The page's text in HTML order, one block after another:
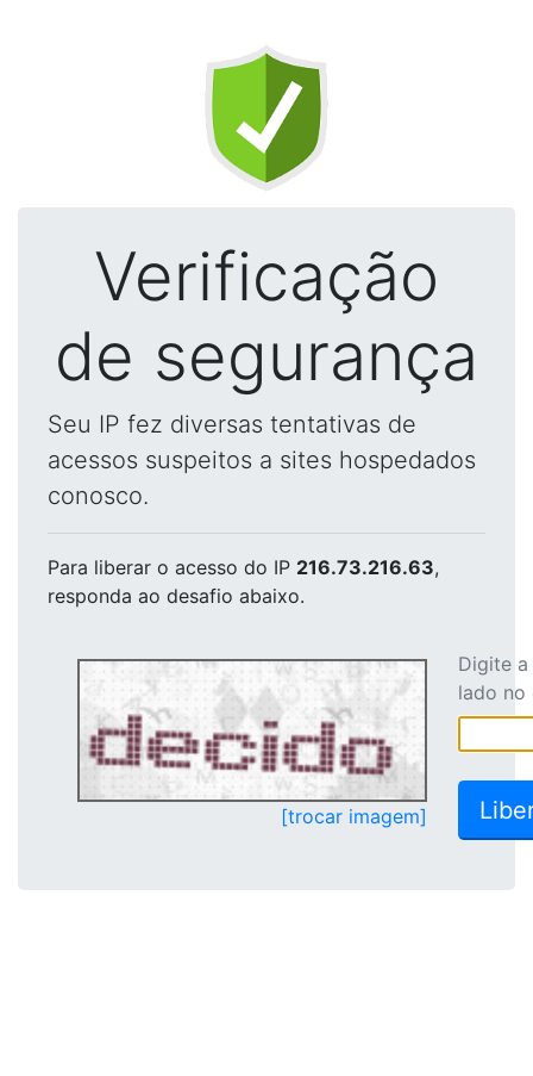
Verificação
de segurança
Seu IP fez diversas tentativas de
acessos suspeitos a sites hospedados
conosco.
Para liberar o acesso do IP 216.73.216.63,
responda ao desafio abaixo.
[trocar imagem]
Digite
lado no